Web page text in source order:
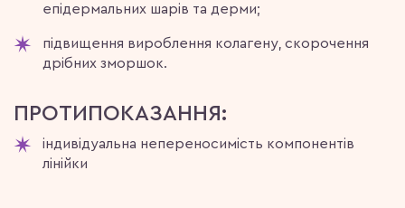
епідермальних шарів та дерми;
підвищення вироблення колагену, скорочення
дрібних зморшок.
ПРОТИПОКАЗАННЯ:
індивідуальна непереносимість компонентів
лінійки